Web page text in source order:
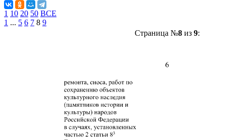
1 10 20 50 ВСЕ
1 ... 5 6 7 8 9
Страница №8из 9: